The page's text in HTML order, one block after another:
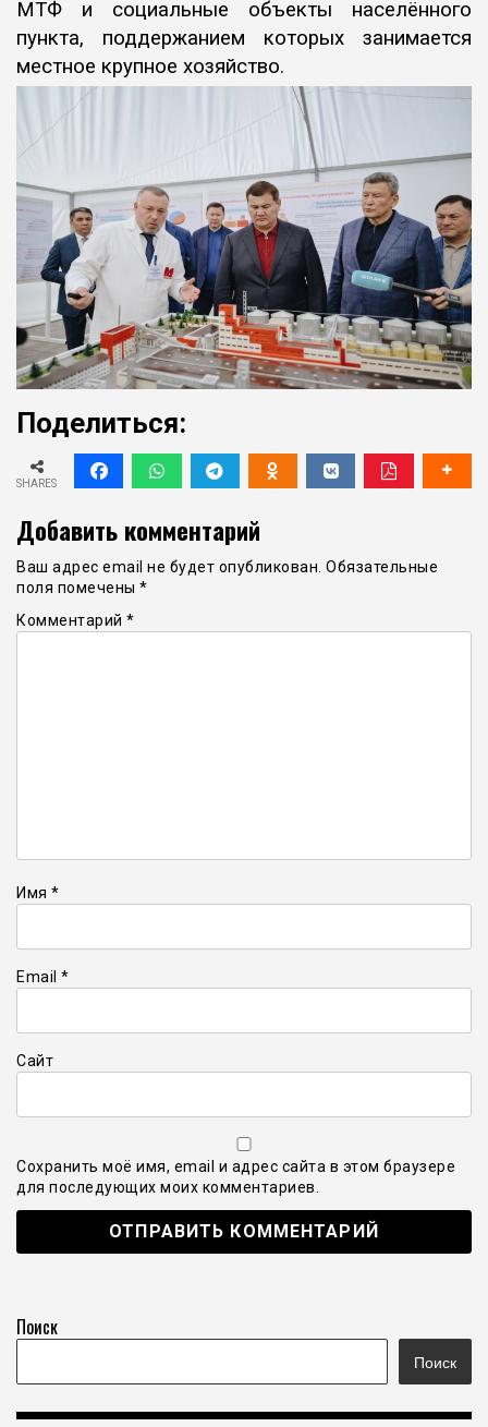
МТФ и социальные объекты населённого
пункта, поддержанием которых занимается
местное крупное хозяйство.
Поделиться:
SHARES
Добавить комментарий
Ваш адрес email не будет опубликован. Обязательные
поля помечены *
Комментарий *
Имя *
Email *
Сайт
Сохранить моё имя, email и адрес сайта в этом браузере
для последующих моих комментариев.
Поиск
Поиск